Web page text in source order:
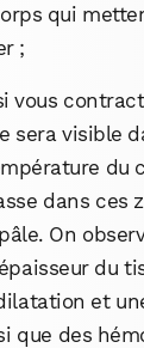
qui
;
vous
sera visible
du
dans ces
On
du
et
que des